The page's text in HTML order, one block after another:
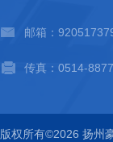
邮箱：
传真：0514-
版权所有©2026 扬州